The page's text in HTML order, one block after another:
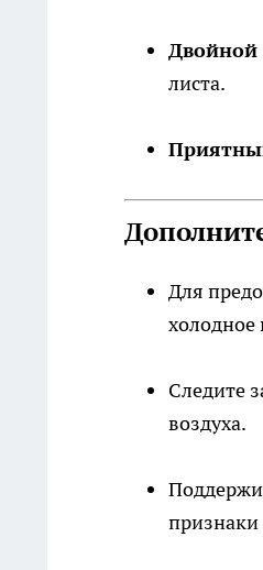
Двойной
листа.
Для
холодное
Следите
воздуха.
признаки